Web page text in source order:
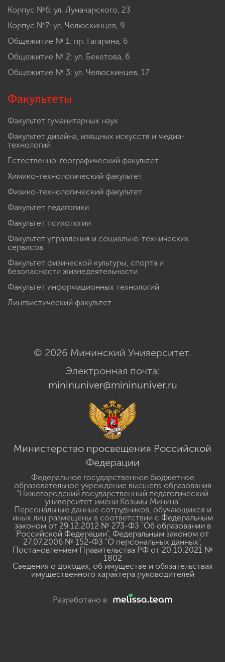
Корпус №6: ул. Луначарского, 23
Корпус №7: ул. Челюскинцев, 9
Общежитие № 1: пр. Гагарина, 6
Общежитие № 2: ул. Бекетова, 6
Общежитие № 3: ул. Челюскинцев, 17
Факультеты
Факультет гуманитарных наук
Факультет дизайна, изящных искусств и медиа-
технологий
Естественно-географический факультет
Химико-технологический факультет
Физико-технологический факультет
Факультет педагогики
Факультет психологии
Факультет управления и социально-технических
сервисов
Факультет физической культуры, спорта и
безопасности жизнедеятельности
Факультет информационных технологий
Лингвистический факультет
© 2026 Мининский Университет.
Электронная почта:
mininuniver@mininuniver.ru
Министерство просвещения Российской
Федерации
Федеральное государственное бюджетное
образовательное учреждение высшего образования
"Нижегородский государственный педагогический
университет имени Козьмы Минина"
Персональные данные сотрудников, обучающихся и
иных лиц размещены в соответствии с Федеральным
законом от 29.12.2012 № 273-ФЗ "Об образовании в
Российской Федерации", Федеральным законом от
27.07.2006 № 152-ФЗ "О персональных данных",
Постановлением Правительства РФ от 20.10.2021 №
1802
Сведения о доходах, об имуществе и обязательствах
имущественного характера руководителей
Разработано в